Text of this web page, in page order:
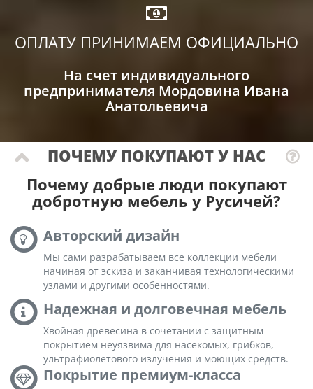
ОПЛАТУ ПРИНИМАЕМ ОФИЦИАЛЬНО
На счет индивидуального
предпринимателя Мордовина Ивана
Анатольевича
ПОЧЕМУ ПОКУПАЮТ У НАС
Почему добрые люди покупают
добротную мебель у Русичей?
Авторский дизайн
Мы сами разрабатываем все коллекции мебели
начиная от эскиза и заканчивая технологическими
узлами и другими особенностями.
Надежная и долговечная мебель
Хвойная древесина в сочетании с защитным
покрытием неуязвима для насекомых, грибков,
ультрафиолетового излучения и моющих средств.
Покрытие премиум-класса